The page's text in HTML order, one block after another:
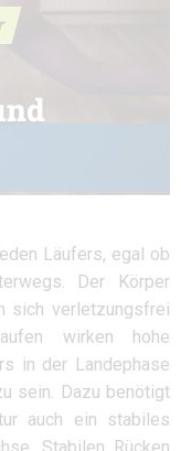
Läufers, egal ob
Der Körper
sich verletzungsfrei
wirken hohe
in der Landephase
sein. Dazu benötigt
auch ein stabiles